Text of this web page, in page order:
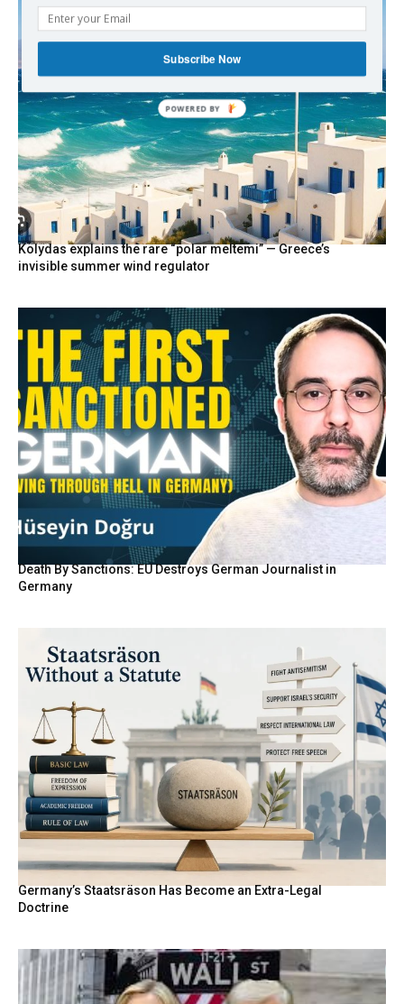
Kolydas explains the rare “polar meltemi” — Greece’s
invisible summer wind regulator
Death By Sanctions: EU Destroys German Journalist in
Germany
Germany’s Staatsräson Has Become an Extra-Legal
Doctrine
Subscribe Now
POWERED
BY